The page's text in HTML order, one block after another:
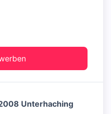
Unterhaching